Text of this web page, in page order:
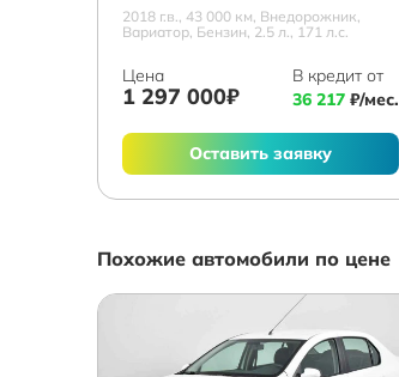
2018 г.в., 43 000 км, Внедорожник,
Вариатор, Бензин, 2.5 л., 171 л.с.
Цена
1 297 000₽
В кредит от
36 217 ₽/мес.
Оставить заявку
Похожие автомобили по цене